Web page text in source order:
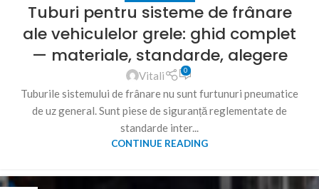
Tuburi pentru sisteme de frânare
ale vehiculelor grele: ghid complet
— materiale, standarde, alegere
Vitali 0
Tuburile sistemului de frânare nu sunt furtunuri pneumatice
de uz general. Sunt piese de siguranță reglementate de
standarde inter...
CONTINUE READING